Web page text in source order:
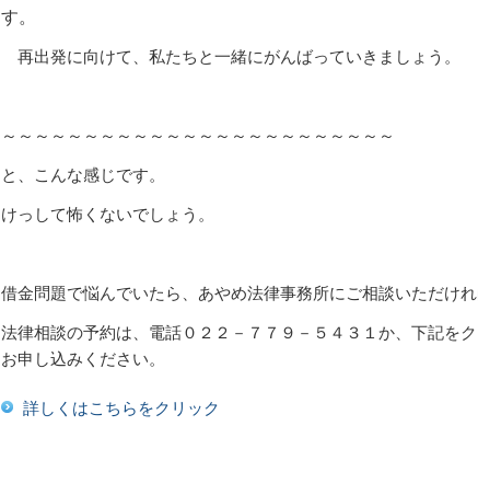
す。
再出発に向けて、私たちと一緒にがんばっていきましょう。
～～～～～～～～～～～～～～～～～～～～～～～～
と、こんな感じです。
けっして怖くないでしょう。
借金問題で悩んでいたら、あやめ法律事務所にご相談いただけれ
法律相談の予約は、電話０２２－７７９－５４３１か、下記を
お申し込みください。
詳しくはこちらをクリック